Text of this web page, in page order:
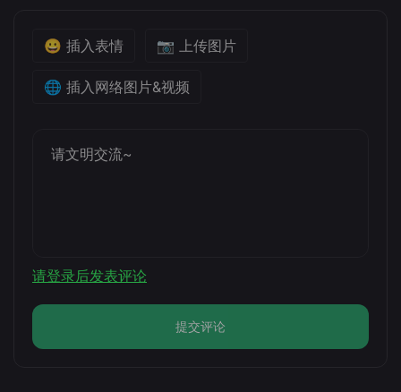
😀 插入表情 📷 上传图片
🌐 插入网络图片&视频
请登录后发表评论
提交评论